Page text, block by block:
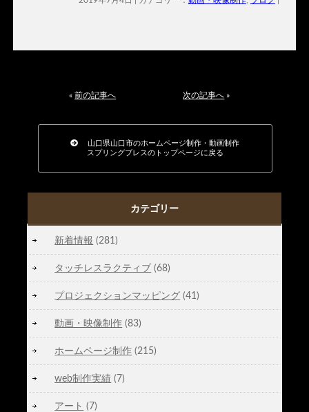
«前の記事へ 次の記事へ »
山口県山口市のホームページ制作・動画制作
スプリングブレスのトップページに戻る
カテゴリー
新着情報 (281)
タッチレスラクティブ (68)
プロジェクションマッピング (41)
動画・映像制作 (83)
ホームページ制作 (215)
web制作実績 (7)
アート (7)